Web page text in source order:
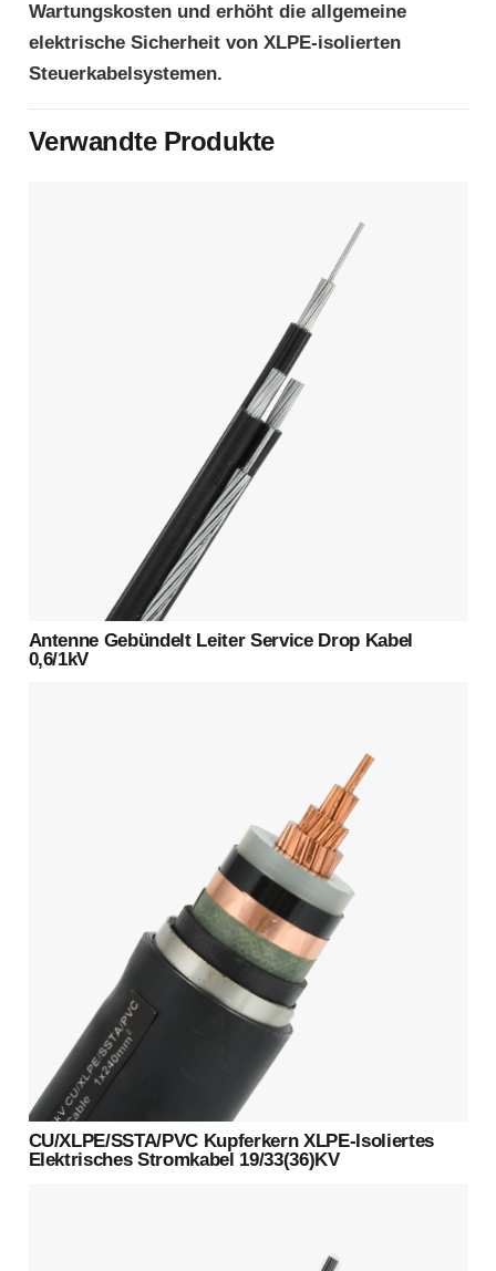
Wartungskosten und erhöht die allgemeine
elektrische Sicherheit von XLPE-isolierten
Steuerkabelsystemen.
Verwandte Produkte
Antenne Gebündelt Leiter Service Drop Kabel
0,6/1kV
CU/XLPE/SSTA/PVC Kupferkern XLPE-Isoliertes
Elektrisches Stromkabel 19/33(36)KV